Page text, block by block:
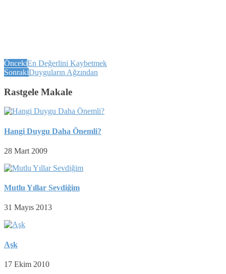
ÖncekiEn Değerlini Kaybetmek
SonrakiDuyguların Ağzından
Rastgele Makale
Hangi Duygu Daha Önemli?
28 Mart 2009
Mutlu Yıllar Sevdiğim
31 Mayıs 2013
Aşk
17 Ekim 2010